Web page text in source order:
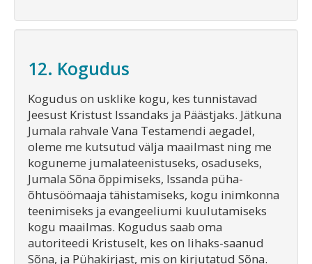
12. Kogudus
Kogudus on usklike kogu, kes tunnistavad
Jeesust Kristust Issandaks ja Päästjaks. Jätkuna
Jumala rahvale Vana Testamendi aegadel,
oleme me kutsutud välja maailmast ning me
koguneme jumalateenistuseks, osaduseks,
Jumala Sõna õppimiseks, Issanda püha-
õhtusöömaaja tähistamiseks, kogu inimkonna
teenimiseks ja evangeeliumi kuulutamiseks
kogu maailmas. Kogudus saab oma
autoriteedi Kristuselt, kes on lihaks-saanud
Sõna, ja Pühakirjast, mis on kirjutatud Sõna.